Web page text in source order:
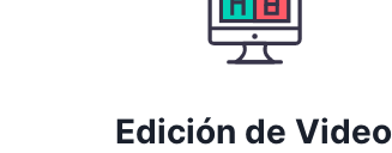
Edición de Video